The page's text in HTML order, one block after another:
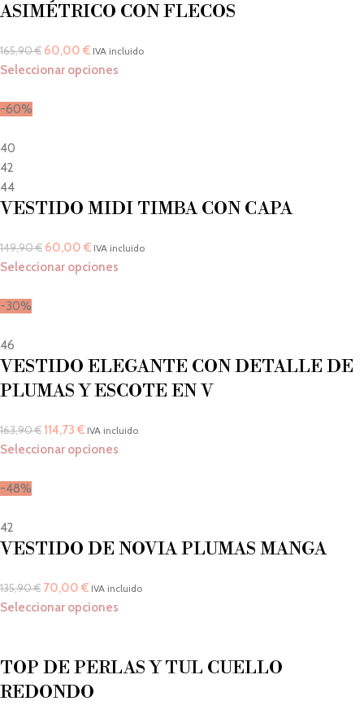
ASIMÉTRICO CON FLECOS
165,90€ 60,00 € IVA incluido
Seleccionar opciones
-60%
40
42
44
VESTIDO MIDI TIMBA CON CAPA
149,90€ 60,00 € IVA incluido
Seleccionar opciones
-30%
46
VESTIDO ELEGANTE CON DETALLE DE
PLUMAS Y ESCOTE EN V
163,90€114,73 € IVA incluido
Seleccionar opciones
-48%
42
VESTIDO DE NOVIA PLUMAS MANGA
135,90€ 70,00 € IVA incluido
Seleccionar opciones
TOP DE PERLAS Y TUL CUELLO
REDONDO